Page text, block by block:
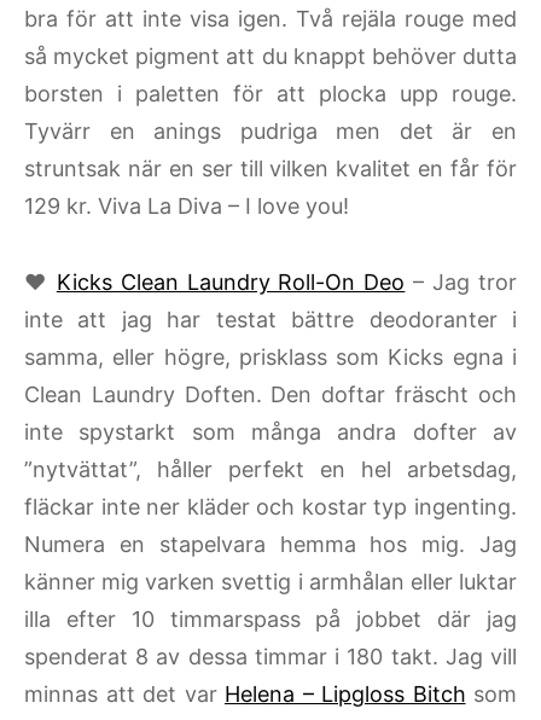
bra för att inte visa igen. Två rejäla rouge med
så mycket pigment att du knappt behöver dutta
borsten i paletten för att plocka upp rouge.
Tyvärr en anings pudriga men det är en
struntsak när en ser till vilken kvalitet en får för
129 kr. Viva La Diva – I love you!
♥ Kicks Clean Laundry Roll-On Deo – Jag tror
inte att jag har testat bättre deodoranter i
samma, eller högre, prisklass som Kicks egna i
Clean Laundry Doften. Den doftar fräscht och
inte spystarkt som många andra dofter av
”nytvättat”, håller perfekt en hel arbetsdag,
fläckar inte ner kläder och kostar typ ingenting.
Numera en stapelvara hemma hos mig. Jag
känner mig varken svettig i armhålan eller luktar
illa efter 10 timmarspass på jobbet där jag
spenderat 8 av dessa timmar i 180 takt. Jag vill
minnas att det var Helena – Lipgloss Bitch som